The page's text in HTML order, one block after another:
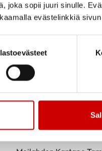
joka sopii juuri sinulle.
evästelinkkiä
Säveltäjänpuisto,
Aurinkolabyrintilla,
lähtö Laajasalon
Rudolfintie 17, 00870
uimarannan ravintola
Grill edestä,
Helsinki